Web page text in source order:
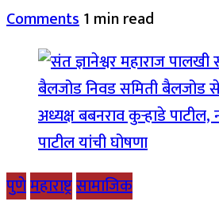
Comments1 min read
पुणेमहाराष्ट्रसामाजिक